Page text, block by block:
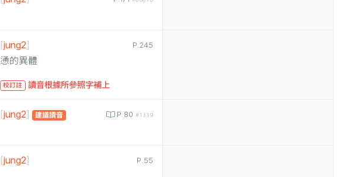
P.245
[jung2]
慂的異體
校訂註 讀音根據所參照字補上
P.80 #1339
[jung2] 建議讀音
P.55
[jung2]